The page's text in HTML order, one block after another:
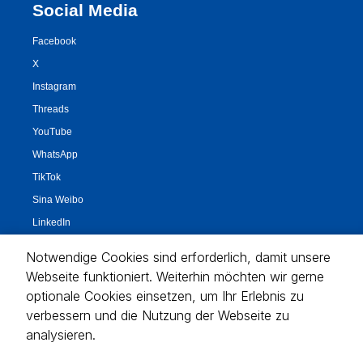
Notwendige Cookies sind erforderlich, damit unsere
Webseite funktioniert. Weiterhin möchten wir gerne
optionale Cookies einsetzen, um Ihr Erlebnis zu
verbessern und die Nutzung der Webseite zu
analysieren.